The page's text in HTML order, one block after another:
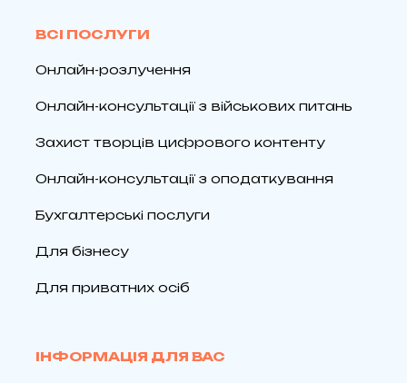
ВСІ ПОСЛУГИ
Онлайн-розлучення
Онлайн-консультації з військових питань
Захист творців цифрового контенту
Онлайн-консультації з оподаткування
Бухгалтерські послуги
Для бізнесу
Для приватних осіб
ІНФОРМАЦІЯ ДЛЯ ВАС